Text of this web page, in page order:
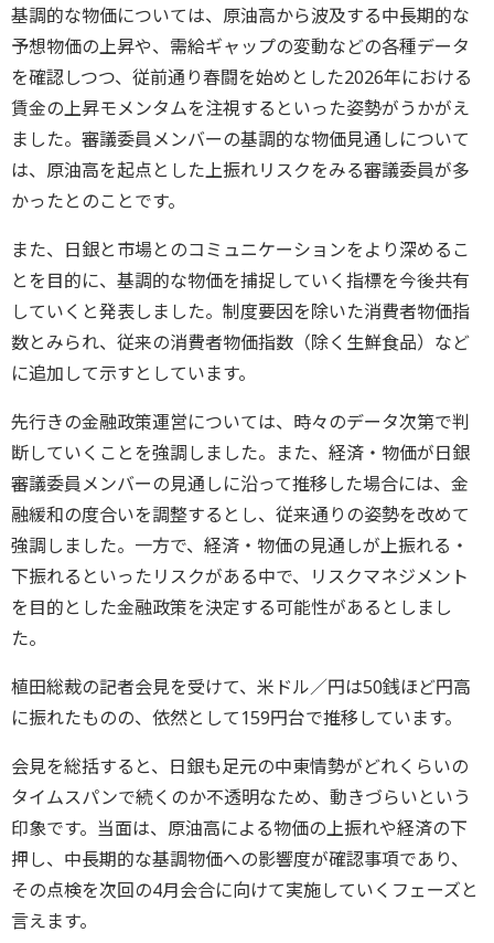
基調的な物価については、原油高から波及する中長期的な
予想物価の上昇や、需給ギャップの変動などの各種データ
を確認しつつ、従前通り春闘を始めとした2026年における
賃金の上昇モメンタムを注視するといった姿勢がうかがえ
ました。審議委員メンバーの基調的な物価見通しについて
は、原油高を起点とした上振れリスクをみる審議委員が多
かったとのことです。
また、日銀と市場とのコミュニケーションをより深めるこ
とを目的に、基調的な物価を捕捉していく指標を今後共有
していくと発表しました。制度要因を除いた消費者物価指
数とみられ、従来の消費者物価指数（除く生鮮食品）など
に追加して示すとしています。
先行きの金融政策運営については、時々のデータ次第で判
断していくことを強調しました。また、経済・物価が日銀
審議委員メンバーの見通しに沿って推移した場合には、金
融緩和の度合いを調整するとし、従来通りの姿勢を改めて
強調しました。一方で、経済・物価の見通しが上振れる・
下振れるといったリスクがある中で、リスクマネジメント
を目的とした金融政策を決定する可能性があるとしまし
た。
植田総裁の記者会見を受けて、米ドル／円は50銭ほど円高
に振れたものの、依然として159円台で推移しています。
会見を総括すると、日銀も足元の中東情勢がどれくらいの
タイムスパンで続くのか不透明なため、動きづらいという
印象です。当面は、原油高による物価の上振れや経済の下
押し、中長期的な基調物価への影響度が確認事項であり、
その点検を次回の4月会合に向けて実施していくフェーズと
言えます。